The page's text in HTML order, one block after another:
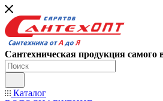
Сантехническая продукция самого
Каталог